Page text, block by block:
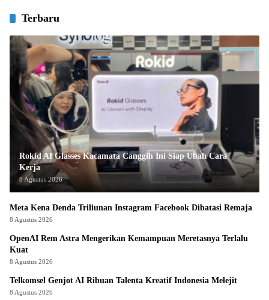
Terbaru
Rokid AI Glasses Kacamata Canggih Ini Siap Ubah Cara
Kerja
8 Agustus 2026
Meta Kena Denda Triliunan Instagram Facebook Dibatasi Remaja
8 Agustus 2026
OpenAI Rem Astra Mengerikan Kemampuan Meretasnya Terlalu
Kuat
8 Agustus 2026
Telkomsel Genjot AI Ribuan Talenta Kreatif Indonesia Melejit
8 Agustus 2026